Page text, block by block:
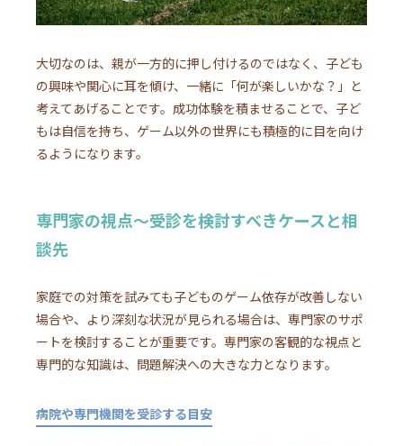
大切なのは、親が一方的に押し付けるのではなく、子ども
の興味や関心に耳を傾け、一緒に「何が楽しいかな？」と
考えてあげることです。成功体験を積ませることで、子ど
もは自信を持ち、ゲーム以外の世界にも積極的に目を向け
るようになります。
専門家の視点～受診を検討すべきケースと相
談先
家庭での対策を試みても子どものゲーム依存が改善しない
場合や、より深刻な状況が見られる場合は、専門家のサポ
ートを検討することが重要です。専門家の客観的な視点と
専門的な知識は、問題解決への大きな力となります。
病院や専門機関を受診する目安